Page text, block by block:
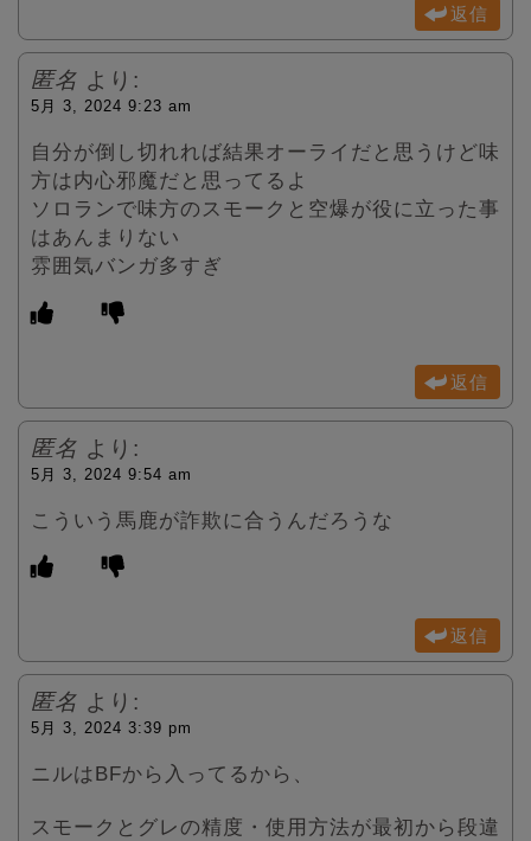
返信
匿名 より:
5月 3, 2024 9:23 am
自分が倒し切れれば結果オーライだと思うけど味
方は内心邪魔だと思ってるよ
ソロランで味方のスモークと空爆が役に立った事
はあんまりない
雰囲気バンガ多すぎ
返信
匿名 より:
5月 3, 2024 9:54 am
こういう馬鹿が詐欺に合うんだろうな
返信
匿名 より:
5月 3, 2024 3:39 pm
ニルはBFから入ってるから、
スモークとグレの精度・使用方法が最初から段違